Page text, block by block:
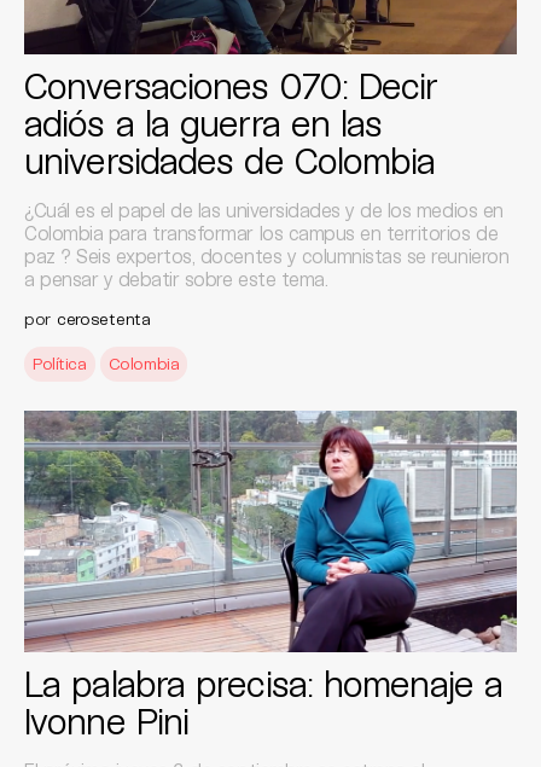
Conversaciones 070: Decir
adiós a la guerra en las
universidades de Colombia
¿Cuál es el papel de las universidades y de los medios en
Colombia para transformar los campus en territorios de
paz ? Seis expertos, docentes y columnistas se reunieron
a pensar y debatir sobre este tema.
por cerosetenta
Política Colombia
La palabra precisa: homenaje a
Ivonne Pini